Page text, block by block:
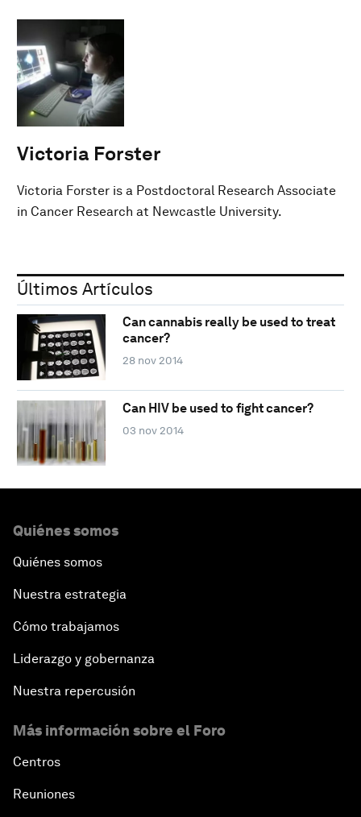
Victoria Forster
Victoria Forster is a Postdoctoral Research Associate
in Cancer Research at Newcastle University.
Últimos Artículos
Can cannabis really be used to treat
cancer?
28 nov 2014
Can HIV be used to fight cancer?
03 nov 2014
Quiénes somos
Quiénes somos
Nuestra estrategia
Cómo trabajamos
Liderazgo y gobernanza
Nuestra repercusión
Más información sobre el Foro
Centros
Reuniones